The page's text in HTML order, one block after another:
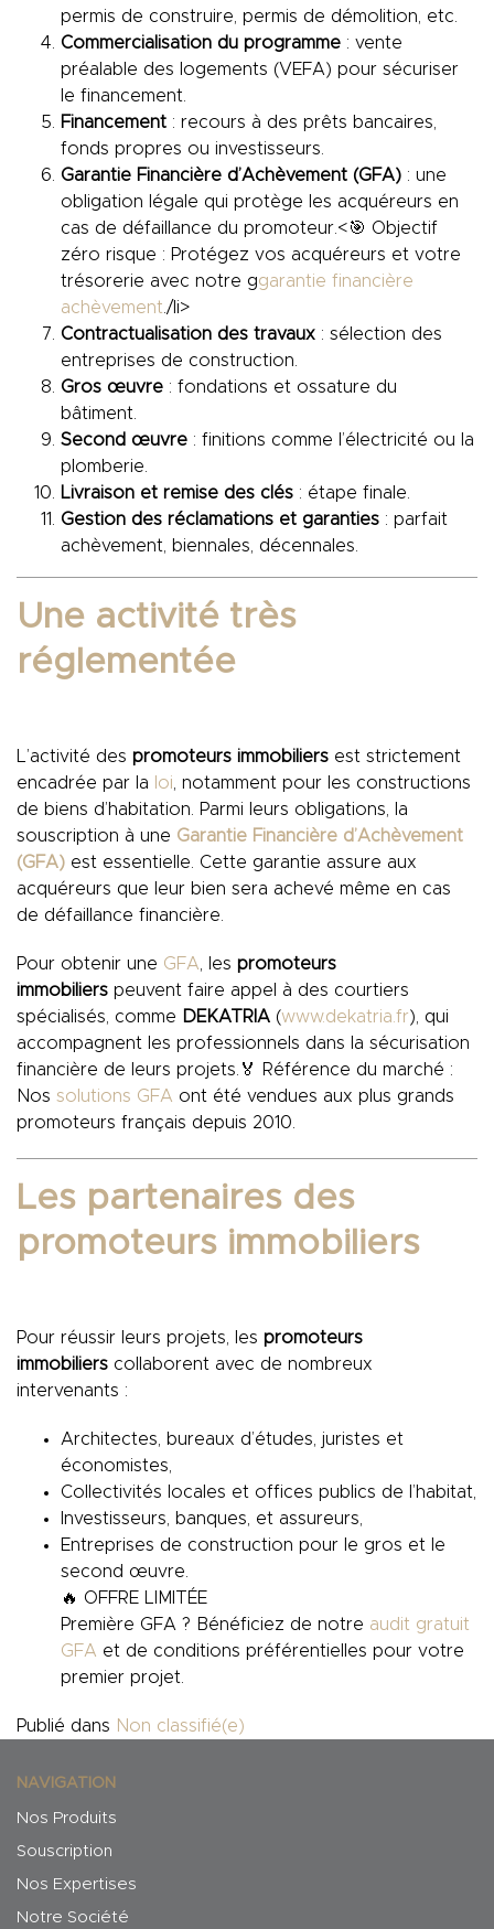
permis de construire, permis de démolition, etc.
Commercialisation du programme : vente
préalable des logements (VEFA) pour sécuriser
le financement.
Financement : recours à des prêts bancaires,
fonds propres ou investisseurs.
Garantie Financière d’Achèvement (GFA) : une
obligation légale qui protège les acquéreurs en
cas de défaillance du promoteur.<🎯 Objectif
zéro risque : Protégez vos acquéreurs et votre
trésorerie avec notre ggarantie financière
achèvement ./li>
Contractualisation des travaux : sélection des
entreprises de construction.
Gros œuvre : fondations et ossature du
bâtiment.
Second œuvre : finitions comme l’électricité ou la
plomberie.
Livraison et remise des clés : étape finale.
Gestion des réclamations et garanties : parfait
achèvement, biennales, décennales.
Une activité très
réglementée
L’activité des promoteurs immobiliers est strictement
encadrée par la
loi , notamment pour les constructions
de biens d’habitation. Parmi leurs obligations, la
souscription à une Garantie Financière d’Achèvement
(GFA) est essentielle. Cette garantie assure aux
acquéreurs que leur bien sera achevé même en cas
de défaillance financière.
Pour obtenir une GFA , les promoteurs
immobiliers peuvent faire appel à des courtiers
spécialisés, comme DEKATRIA (www.dekatria.fr), qui
accompagnent les professionnels dans la sécurisation
financière de leurs projets.🏅 Référence du marché :
Nos solutions GFA ont été vendues aux plus grands
promoteurs français depuis 2010.
Les partenaires des
promoteurs immobiliers
Pour réussir leurs projets, les promoteurs
immobiliers collaborent avec de nombreux
intervenants :
Architectes, bureaux d’études, juristes et
économistes,
Collectivités locales et offices publics de l’habitat,
Investisseurs, banques, et assureurs,
Entreprises de construction pour le gros et le
second œuvre.
🔥 OFFRE LIMITÉE
Première GFA ? Bénéficiez de notre audit gratuit
GFA et de conditions préférentielles pour votre
premier projet.
Publié dans Non classifié(e)
NAVIGATION
Nos Produits
Souscription
Nos Expertises
Notre Société